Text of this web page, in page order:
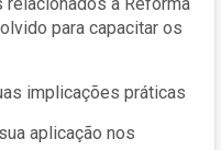
para capacitar os
implicações práticas
aplicação nos